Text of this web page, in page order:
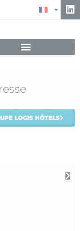
LOGIS HÔTELS